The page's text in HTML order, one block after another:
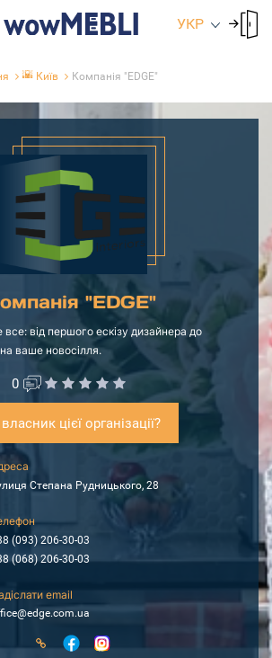
УКР
🌇 Київ Компанія "EDGE"
"EDGE"
від першого ескізу дизайнера до
ваше новосілля.
0
цієї організації?
Степана Рудницького, 28
(093) 206-30-03
(068) 206-30-03
email